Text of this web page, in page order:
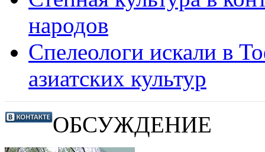
народов
Спелеологи искали в
азиатских культур
ОБСУЖДЕНИЕ